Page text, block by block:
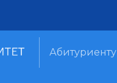
Абитуриенту